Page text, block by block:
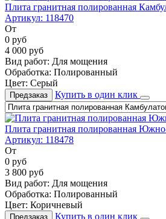
Плита гранитная полированная
Артикул: 118470
От
0 руб
4 000 руб
Вид работ: Для мощения
Обработка: Полированный
Цвет: Серый
Предзаказ Купить в один клик
Плита гранитная полированная
Артикул: 118478
От
0 руб
3 800 руб
Вид работ: Для мощения
Обработка: Полированный
Цвет: Коричневый
Предзаказ Купить в один клик